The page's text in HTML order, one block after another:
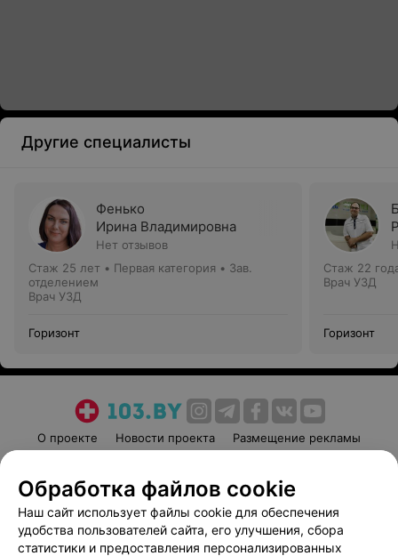
Другие специалисты
Фенько
Ирина Владимировна
Нет отзывов
Стаж 25 лет • Первая категория • Зав.
отделением
Врач УЗД
Горизонт
Стаж 22
Врач УЗД
Горизонт
О проекте Новости проекта
Размещение рекламы
Пользовательское соглашение
Способы оплаты
Вакансии
Партнеры
Написать руководителю 103.by
Обработка файлов cookie
Наш сайт использует файлы cookie для обеспечения
удобства пользователей сайта, его улучшения, сбора
статистики и предоставления персонализированных